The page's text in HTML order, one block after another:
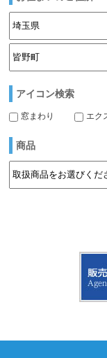
アイコン検索
窓まわり エク
商品